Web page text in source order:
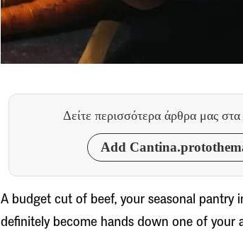
Δείτε περισσότερα άρθρα μας στα
Add
A budget cut of beef, your seasonal pantry
definitely become hands down one of your